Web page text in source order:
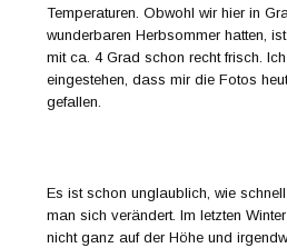
Temperaturen. Obwohl wir hier in
wunderbaren Herbsommer hatten,
mit ca. 4 Grad schon recht frisch.
eingestehen, dass mir die Fotos
gefallen.
Es ist schon unglaublich, wie
man sich verändert. Im letzten
nicht ganz auf der Höhe und